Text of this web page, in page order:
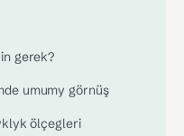
gerek?
umumy görnüş
ölçegleri